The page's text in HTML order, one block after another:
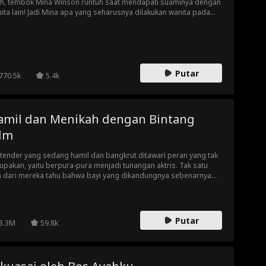
tembok Mina Winson runtuh saat mendapati suaminya dengan
lain! Jadi Mina apa yang seharusnya dilakukan wanita pada
770.5k 5.4k Putar
dan Menikah dengan Bintang
yang sedang hamil dan bangkrut ditawari peran yang tak
yaitu berpura-pura menjadi tunangan aktris. Tak satu
dari mereka tahu bahwa bayi yang dikandungnya sebenarnya
59.8k Putar